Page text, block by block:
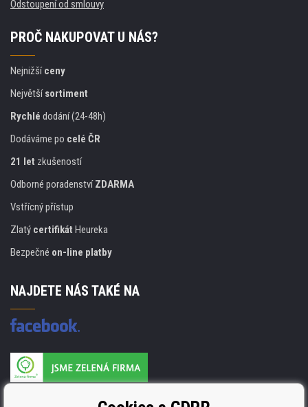
Odstoupení od smlouvy
PROČ NAKUPOVAT U NÁS?
Nejnižšíceny
Největšísortiment
Rychlé dodání (24-48h)
Dodáváme po celé ČR
21 let zkušeností
Odborné poradenstvíZDARMA
Vstřícný přístup
Zlatý certifikát Heureka
Bezpečné on-line platby
NAJDETE NÁS TAKÉ NA